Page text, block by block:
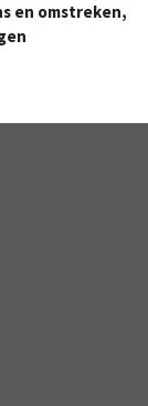
en omstreken,